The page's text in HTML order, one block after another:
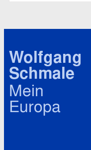
w
r
e
r
i
Wolfgang
Schmale
Mein
Europa